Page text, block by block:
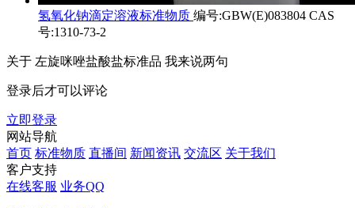
氢氧化钠滴定溶液标准物质 编号:GBW(E)083804 CAS
号:1310-73-2
关于 左旋咪唑盐酸盐标准品 我来说两句
登录后才可以评论
立即登录
网站导航
首页 标准物质 直播间 新闻资讯 交流区 关于我们
客户支持
在线客服 业务QQ